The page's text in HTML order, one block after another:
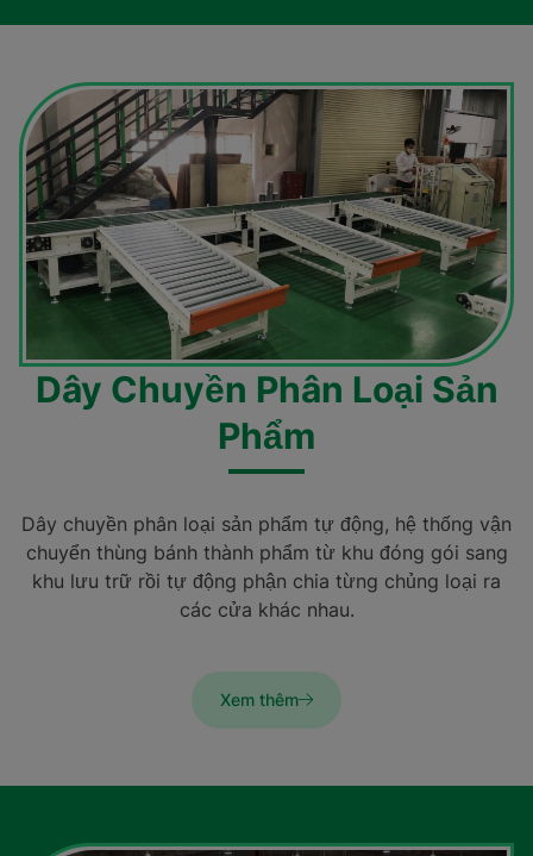
Dây Chuyền Phân Loại Sản
Phẩm
Dây chuyền phân loại sản phẩm tự động, hệ thống vận
chuyển thùng bánh thành phẩm từ khu đóng gói sang
khu lưu trữ rồi tự động phận chia từng chủng loại ra
các cửa khác nhau.
Xem thêm